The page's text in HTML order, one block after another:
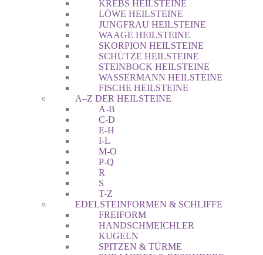
KREBS HEILSTEINE
LÖWE HEILSTEINE
JUNGFRAU HEILSTEINE
WAAGE HEILSTEINE
SKORPION HEILSTEINE
SCHÜTZE HEILSTEINE
STEINBOCK HEILSTEINE
WASSERMANN HEILSTEINE
FISCHE HEILSTEINE
A–Z DER HEILSTEINE
A-B
C-D
E-H
I-L
M-O
P-Q
R
S
T-Z
EDELSTEINFORMEN & SCHLIFFE
FREIFORM
HANDSCHMEICHLER
KUGELN
SPITZEN & TÜRME